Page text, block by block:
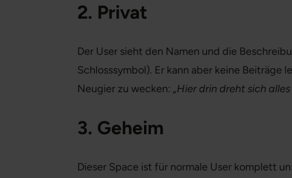
2. Privat
Der User sieht den Namen und die
Schlosssymbol). Er kann aber keine Beiträge
Neugier zu wecken: „Hier drin dreht sich
3. Geheim
Dieser Space ist für normale User komplett